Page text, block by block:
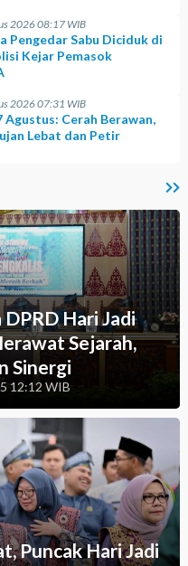
2026 08:17 WIB
Pengedar Sabu Diciduk di
Kejar Pemasok
2026 07:31 WIB
Agustus: Cerah Berawan,
Lebat dan Petir
Hari Jadi
Sejarah,
Sinergi
12:12 WIB
Puncak Hari Jadi